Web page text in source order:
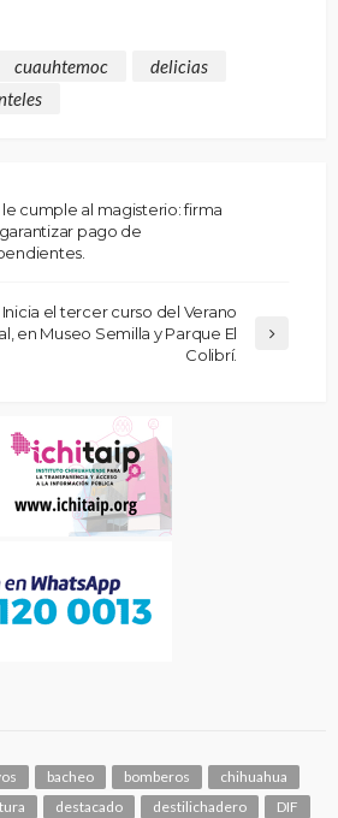
cuauhtemoc
delicias
cumple al magisterio: firma
pago de
Inicia el tercer curso del Verano
en Museo Semilla y Parque El
Colibrí.
bacheo bomberos
chihuahua
destacado destilichadero
DIF